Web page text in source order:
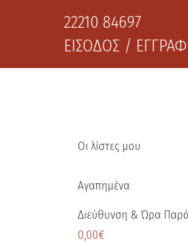
22210 84697
ΕΙΣΟΔΟΣ /
Οι λίστες μου
Αγαπημένα
Διεύθυνση & Ώρα
0,00€